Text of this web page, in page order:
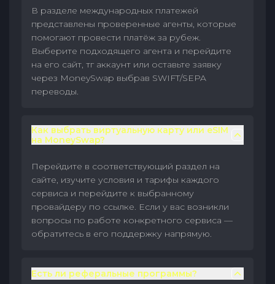
В разделе международных платежей
представлены проверенные агенты, которые
помогают провести платёж за рубеж.
Выберите подходящего агента и перейдите
на его сайт, тг аккаунт или оставьте заявку
через MoneySwap выбрав SWIFT/SEPA
переводы.
Как выбрать виртуальную карту или eSIM
на MoneySwap?
Перейдите в соответствующий раздел на
сайте, изучите условия и тарифы каждого
сервиса и перейдите к выбранному
провайдеру по ссылке. Если у вас возникли
вопросы по работе конкретного сервиса —
обратитесь в его поддержку напрямую.
Есть ли реферальные программы?